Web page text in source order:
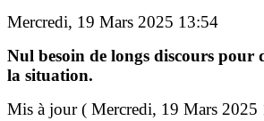
Mercredi, 19 Mars 2025 13:54
Nul besoin de longs discours pour
la situation.
Mis à jour ( Mercredi, 19 Mars 2025